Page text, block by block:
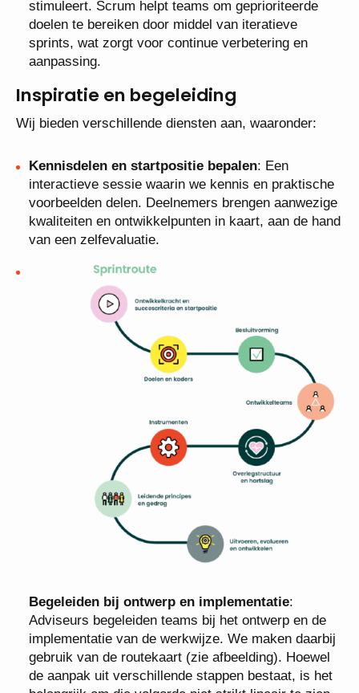
stimuleert. Scrum helpt teams om geprioriteerde
doelen te bereiken door middel van iteratieve
sprints, wat zorgt voor continue verbetering en
aanpassing.
Inspiratie en begeleiding
Wij bieden verschillende diensten aan, waaronder:
Kennisdelen en startpositie bepalen: Een
interactieve sessie waarin we kennis en praktische
voorbeelden delen. Deelnemers brengen aanwezige
kwaliteiten en ontwikkelpunten in kaart, aan de hand
van een zelfevaluatie.
Begeleiden bij ontwerp en implementatie:
Adviseurs begeleiden teams bij het ontwerp en de
implementatie van de werkwijze. We maken daarbij
gebruik van de routekaart (zie afbeelding). Hoewel
de aanpak uit verschillende stappen bestaat, is het